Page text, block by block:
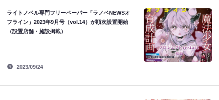
ライトノベル専門フリーペーパー「ラノベNEWSオ
フライン」2023年9月号（vol.14）が順次設置開始
（設置店舗・施設掲載）
2023/09/24